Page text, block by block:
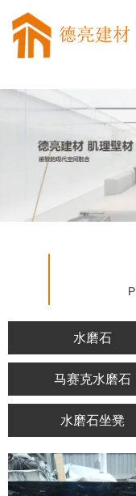
装饰建材
水磨石
马赛克水磨石
水磨石坐凳